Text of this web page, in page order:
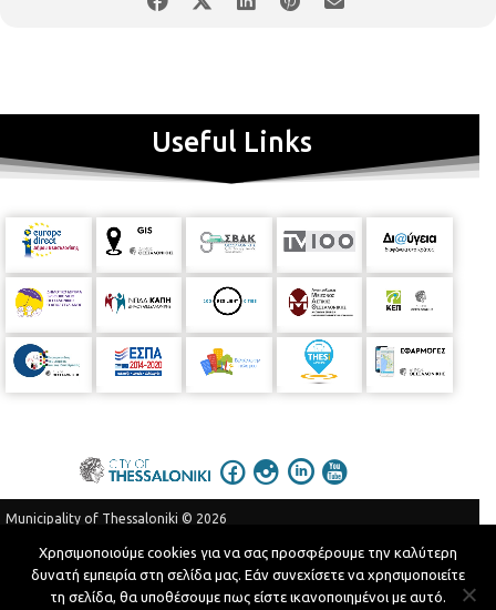
μαέστρος: Ηρακλή ΓεωργίαΜικτή Χορωδία Δήμου Καλαμαριάς,
μαέστρος: Κούκας ΙωάννηςΧορωδία "Φιλομήλα" Ευόσμου,
μαέστρος: Κότσιφα Άννα - Μαρία
Χορωδία λυδικού Ωδείου,
μαέστρος: Ιγνατιάδου Νατάσα,Χορωδία Βαφοπουλείου
Useful Links
Municipality of Thessaloniki © 2026
Terms of Use
Privacy Policy
Telephone Catalog
Χρησιμοποιούμε cookies για να σας προσφέρουμε την καλύτερη
δυνατή εμπειρία στη σελίδα μας. Εάν συνεχίσετε να χρησιμοποιείτε
τη σελίδα, θα υποθέσουμε πως είστε ικανοποιημένοι με αυτό.